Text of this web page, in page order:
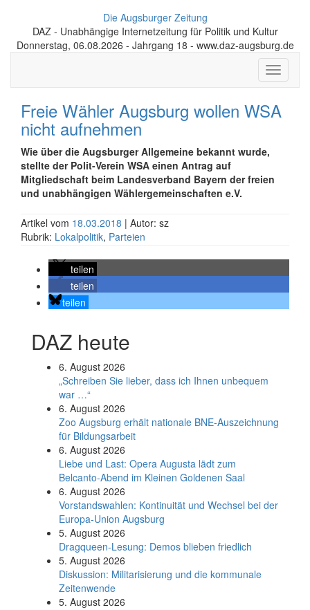
Die Augsburger Zeitung
DAZ - Unabhängige Internetzeitung für Politik und Kultur
Donnerstag, 06.08.2026 - Jahrgang 18 - www.daz-augsburg.de
Toggle
Freie Wähler Augsburg wollen WSA
nicht aufnehmen
Wie über die Augsburger Allgemeine bekannt wurde,
stellte der Polit-Verein WSA einen Antrag auf
Mitgliedschaft beim Landesverband Bayern der freien
und unabhängigen Wählergemeinschaften e.V.
Artikel vom 18.03.2018 | Autor: sz
Rubrik: Lokalpolitik, Parteien
teilen
teilen
teilen
DAZ heute
6. August 2026
„Schreiben Sie lieber, dass ich Ihnen unbequem
war …“
6. August 2026
Zoo Augsburg erhält nationale BNE-Auszeichnung
für Bildungsarbeit
6. August 2026
Liebe und Last: Opera Augusta lädt zum
Belcanto-Abend im Kleinen Goldenen Saal
6. August 2026
Vorstandswahlen: Kontinuität und Wechsel bei der
Europa-Union Augsburg
5. August 2026
Dragqueen-Lesung: Demos blieben friedlich
5. August 2026
Diskussion: Mi­li­ta­ri­sie­rung und die kommunale
Zeitenwende
5. August 2026